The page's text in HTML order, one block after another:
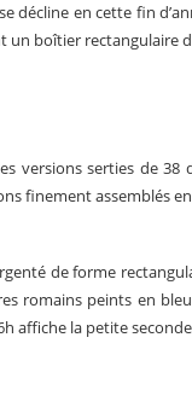
décline en cette fin
boîtier rectangulaire
versions serties de
finement assemblés
de forme
romains peints en
affiche la petite